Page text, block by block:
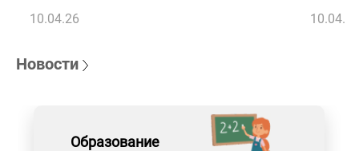
10.04.26
10.04.26
Новости
Образование